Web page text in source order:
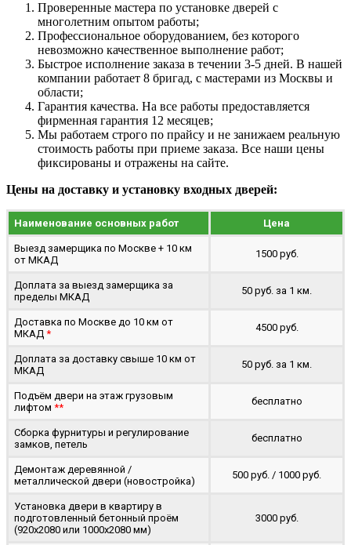
Проверенные мастера по установке дверей с
многолетним опытом работы;
Профессиональное оборудованием, без которого
невозможно качественное выполнение работ;
Быстрое исполнение заказа в течении 3-5 дней. В нашей
компании работает 8 бригад, с мастерами из Москвы и
области;
Гарантия качества. На все работы предоставляется
фирменная гарантия 12 месяцев;
Мы работаем строго по прайсу и не занижаем реальную
стоимость работы при приеме заказа. Все наши цены
фиксированы и отражены на сайте.
Цены на доставку и установку входных дверей:
Наименование основных работ Цена
Выезд замерщика по Москве + 10 км
от МКАД
1500 руб.
Доплата за выезд замерщика за
пределы МКАД
50 руб. за 1 км.
Доставка по Москве до 10 км от
МКАД *
4500 руб.
Доплата за доставку свыше 10 км от
МКАД
50 руб. за 1 км.
Подъём двери на этаж грузовым
лифтом **
бесплатно
Сборка фурнитуры и регулирование
замков, петель
бесплатно
Демонтаж деревянной /
металлической двери (новостройка)
500 руб. / 1000 руб.
Установка двери в квартиру в
подготовленный бетонный проём
(920x2080 или 1000x2080 мм)
3000 руб.